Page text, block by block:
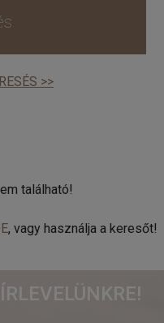
>>
található!
, vagy használja a keresőt!